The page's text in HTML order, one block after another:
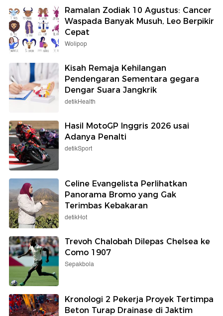
Ramalan Zodiak 10 Agustus: Cancer
Waspada Banyak Musuh, Leo Berpikir
Cepat
Wolipop
Kisah Remaja Kehilangan
Pendengaran Sementara gegara
Dengar Suara Jangkrik
detikHealth
Hasil MotoGP Inggris 2026 usai
Adanya Penalti
detikSport
Celine Evangelista Perlihatkan
Panorama Bromo yang Gak
Terimbas Kebakaran
detikHot
Trevoh Chalobah Dilepas Chelsea ke
Como 1907
Sepakbola
Kronologi 2 Pekerja Proyek Tertimpa
Beton Turap Drainase di Jaktim